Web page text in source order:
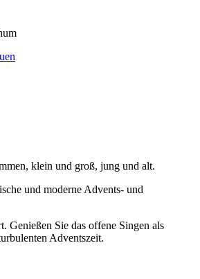
klein und groß, jung und alt.
und moderne Advents- und
Genießen Sie das offene Singen als
Adventszeit.